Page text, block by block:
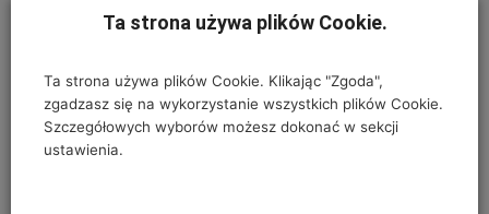
Ta strona używa plików Cookie.
Ta strona używa plików Cookie. Klikając "Zgoda",
zgadzasz się na wykorzystanie wszystkich plików Cookie.
Szczegółowych wyborów możesz dokonać w sekcji
ustawienia.